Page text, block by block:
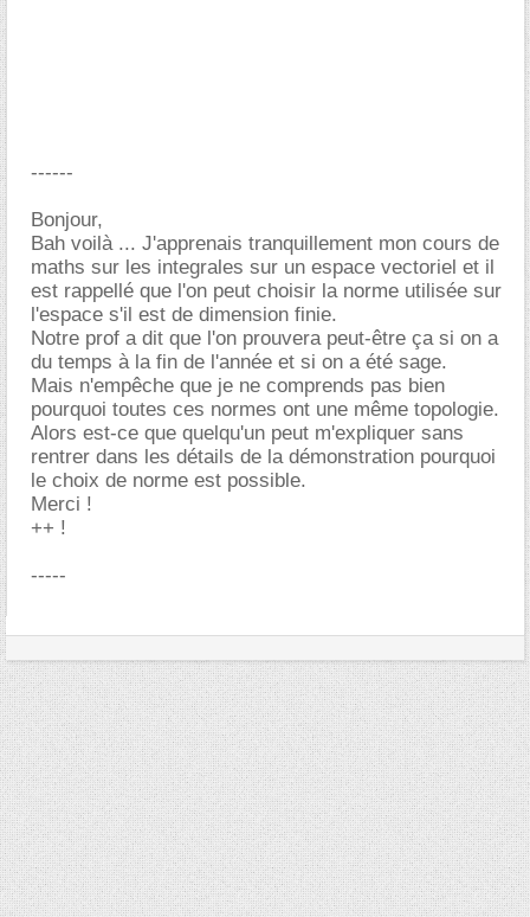
------
Bonjour,
Bah voilà ... J'apprenais tranquillement mon cours de
maths sur les integrales sur un espace vectoriel et il
est rappellé que l'on peut choisir la norme utilisée sur
l'espace s'il est de dimension finie.
Notre prof a dit que l'on prouvera peut-être ça si on a
du temps à la fin de l'année et si on a été sage.
Mais n'empêche que je ne comprends pas bien
pourquoi toutes ces normes ont une même topologie.
Alors est-ce que quelqu'un peut m'expliquer sans
rentrer dans les détails de la démonstration pourquoi
le choix de norme est possible.
Merci !
++ !
-----